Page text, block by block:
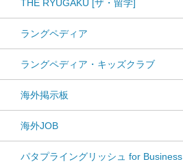
THE RYUGAKU [ザ・留学]
ラングペディア
ラングペディア・キッズクラブ
海外掲示板
海外JOB
パタプライングリッシュ for Business